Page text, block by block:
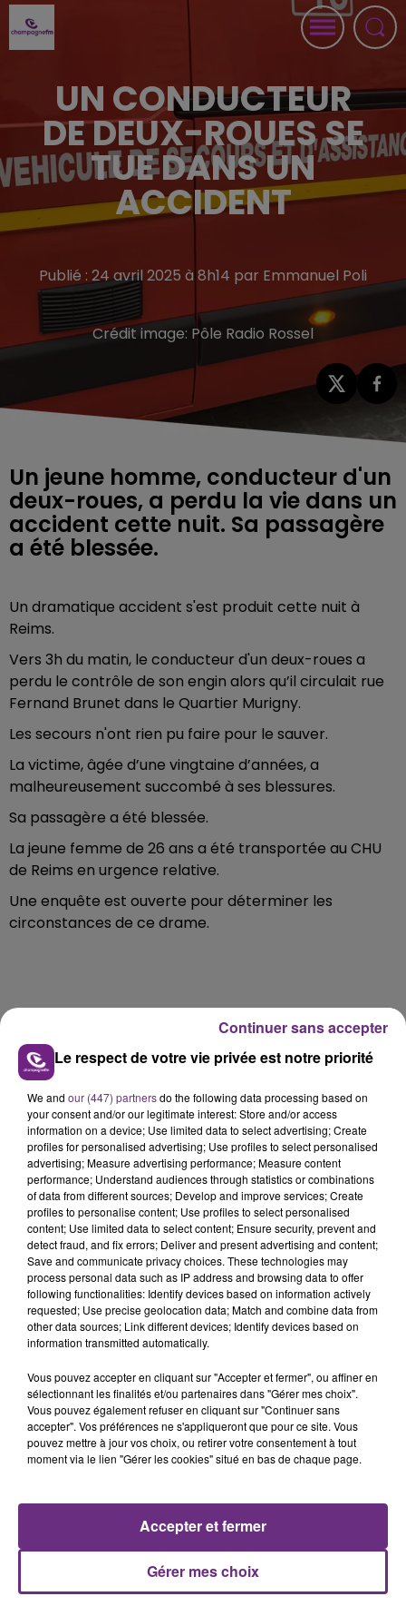
UN CONDUCTEUR
DE DEUX-ROUES SE
TUE DANS UN
ACCIDENT
Publié : 24 avril 2025 à 8h14 par Emmanuel Poli
Crédit image: Pôle Radio Rossel
Un jeune homme, conducteur d'un
deux-roues, a perdu la vie dans un
accident cette nuit. Sa passagère
a été blessée.
Un dramatique accident s'est produit cette nuit à
Reims.
Vers 3h du matin, le conducteur d'un deux-roues a
perdu le contrôle de son engin alors qu’il circulait rue
Fernand Brunet dans le Quartier Murigny.
Les secours n'ont rien pu faire pour le sauver.
La victime, âgée d’une vingtaine d’années, a
malheureusement succombé à ses blessures.
Sa passagère a été blessée.
La jeune femme de 26 ans a été transportée au CHU
de Reims en urgence relative.
Une enquête est ouverte pour déterminer les
circonstances de ce drame.
FIL D'ACTU
7 août 2026
LA CENTRALE NUCLÉAIRE DE CHOOZ
TOUJOURS À L'ARRÊT
Cela fait déjà une semaine que la centrale
nucléaire ardennaise est à l'arrêt. Une situation
justifiée par la sécheresse intense qui est toujours
présente.
7 août 2026
LE MAGASIN JOUÉCLUB DE REIMS FERME
C'était l'une des institutions du centre-ville
rémois. Le magasin JouéClub est contraint de
fermer ses portes.
TITRES DIFFUSÉS
Le respect de votre vie privée est notre priorité
We and our (447) partnersdo the following data processing based on
your consent and/or our legitimate interest: Store and/or access
information on a device; Use limited data to select advertising; Create
profiles for personalised advertising; Use profiles to select personalised
advertising; Measure advertising performance; Measure content
performance; Understand audiences through statistics or combinations
of data from different sources; Develop and improve services; Create
profiles to personalise content; Use profiles to select personalised
content; Use limited data to select content; Ensure security, prevent and
detect fraud, and fix errors; Deliver and present advertising and content;
Save and communicate privacy choices. These technologies may
process personal data such as IP address and browsing data to offer
following functionalities: Identify devices based on information actively
requested; Use precise geolocation data; Match and combine data from
other data sources; Link different devices; Identify devices based on
information transmitted automatically.
Vous pouvez accepter en cliquant sur "Accepter et fermer", ou affiner en
sélectionnant les finalités et/ou partenaires dans "Gérer mes choix".
Vous pouvez également refuser en cliquant sur "Continuer sans
accepter". Vos préférences ne s'appliqueront que pour ce site. Vous
pouvez mettre à jour vos choix, ou retirer votre consentement à tout
moment via le lien "Gérer les cookies" situé en bas de chaque page.
Gérer mes choix
Accepter et fermer
Continuer sans accepter